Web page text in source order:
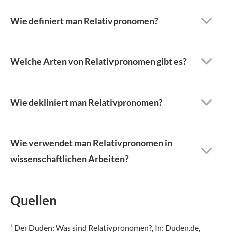
Wie definiert man Relativpronomen?
Welche Arten von Relativpronomen gibt es?
Wie dekliniert man Relativpronomen?
Wie verwendet man Relativpronomen in
wissenschaftlichen Arbeiten?
Quellen
¹ Der Duden: Was sind Relativ­pronomen?, In: Duden.de,